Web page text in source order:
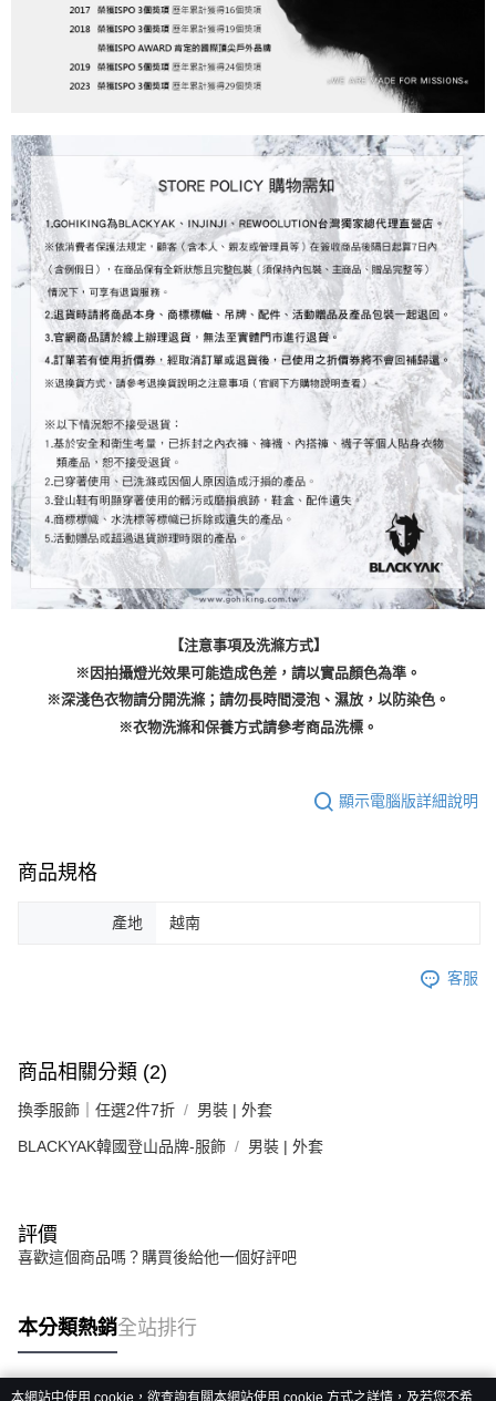
【注意事項及洗滌方式】
※因拍攝燈光效果可能造成色差，請以實品顏色為準。
※深淺色衣物請分開洗滌；請勿長時間浸泡、濕放，以防染色。
※衣物洗滌和保養方式請參考商品洗標。
顯示電腦版詳細說明
商品規格
產地 越南
客服
商品相關分類 (2)
換季服飾｜任選2件7折 男裝 | 外套
BLACKYAK韓國登山品牌-服飾 男裝 | 外套
評價
喜歡這個商品嗎？購買後給他一個好評吧
本分類熱銷全站排行
本網站中使用 cookie，欲查詢有關本網站使用 cookie 方式之詳情，及若您不希